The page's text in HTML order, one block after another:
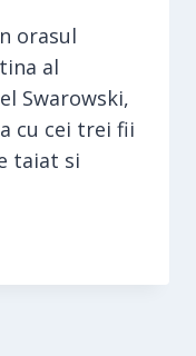
orasul
al
Swarowski,
cu cei trei fii
taiat si